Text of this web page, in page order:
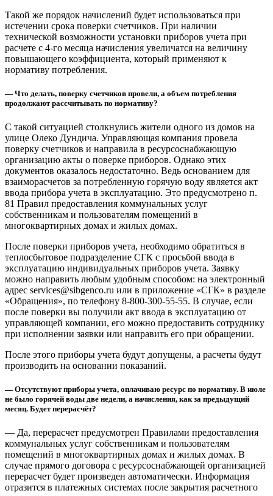
Такой же порядок начислений будет использоваться при
истечении срока поверки счетчиков. При наличии
технической возможности установки приборов учета при
расчете с 4-го месяца начисления увеличатся на величину
повышающего коэффициента, который применяют к
нормативу потребления.
— Что делать, поверку счетчиков провели, а объем потребления
продолжают рассчитывать по нормативу?
С такой ситуацией столкнулись жители одного из домов на
улице Олеко Дундича. Управляющая компания провела
поверку счетчиков и направила в ресурсоснабжающую
организацию акты о поверке приборов. Однако этих
документов оказалось недостаточно. Ведь основанием для
взаиморасчетов за потребленную горячую воду является акт
ввода прибора учета в эксплуатацию. Это предусмотрено п.
81 Правил предоставления коммунальных услуг
собственникам и пользователям помещений в
многоквартирных домах и жилых домах.
После поверки приборов учета, необходимо обратиться в
теплосбытовое подразделение СГК с просьбой ввода в
эксплуатацию индивидуальных приборов учета. Заявку
можно направить любым удобным способом: на электронный
адрес services@sibgenco.ru или в приложение «СГК» в разделе
«Обращения», по телефону 8-800-300-55-55. В случае, если
после поверки вы получили акт ввода в эксплуатацию от
управляющей компании, его можно предоставить сотруднику
при исполнении заявки или направить его при обращении.
После этого приборы учета будут допущены, а расчеты будут
производить на основании показаний.
— Отсутствуют приборы учета, оплачиваю ресурс по нормативу. В июле
не было горячей воды две недели, а начисления, как за предыдущий
месяц. Будет перерасчёт?
— Да, перерасчет предусмотрен Правилами предоставления
коммунальных услуг собственникам и пользователям
помещений в многоквартирных домах и жилых домах. В
случае прямого договора с ресурсоснабжающей организацией
перерасчет будет произведен автоматически. Информация
отразится в платежных системах после закрытия расчетного